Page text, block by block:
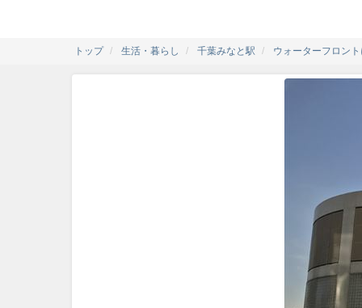
トップ 生活・暮らし 千葉みなと駅 ウォーターフロン